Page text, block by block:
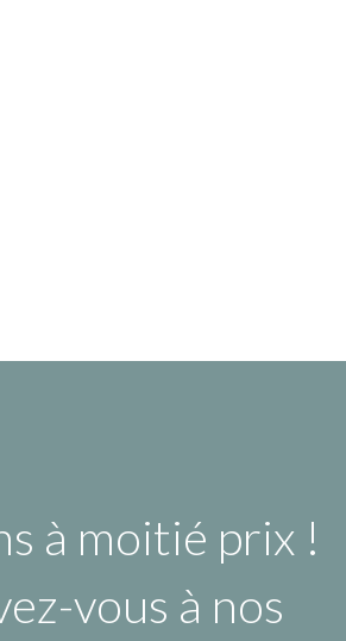
à moitié prix !
vous à nos